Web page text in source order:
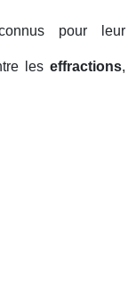
pour leur
les effractions,